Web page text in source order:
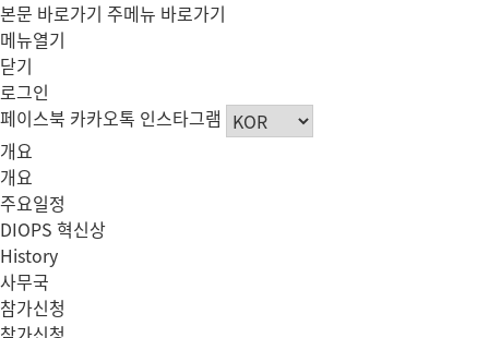
본문 바로가기 주메뉴 바로가기
메뉴열기
닫기
로그인
페이스북 카카오톡 인스타그램
개요
개요
주요일정
DIOPS 혁신상
History
사무국
참가신청